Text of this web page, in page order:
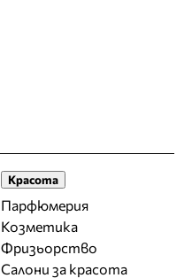
Красота
Парфюмерия
Козметика
Фризьорство
Салони за красота